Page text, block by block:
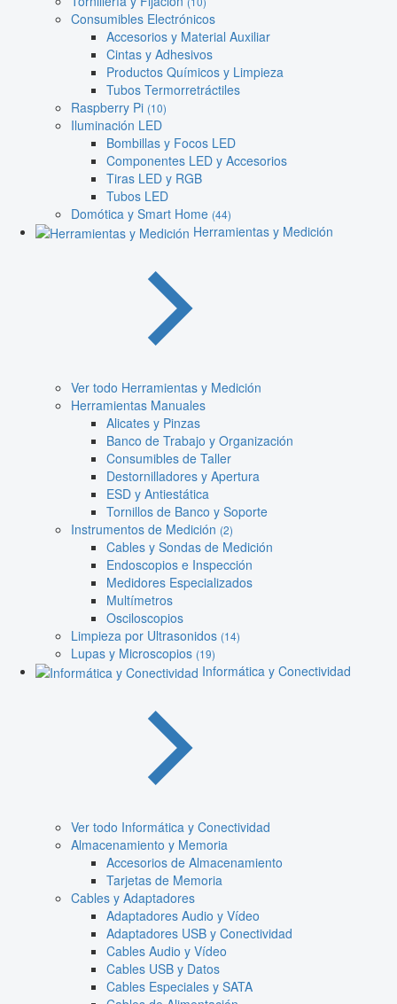
Consumibles Electrónicos
Accesorios y Material Auxiliar
Cintas y Adhesivos
Productos Químicos y Limpieza
Tubos Termorretráctiles
Raspberry Pi (10)
Iluminación LED
Bombillas y Focos LED
Componentes LED y Accesorios
Tiras LED y RGB
Tubos LED
Domótica y Smart Home (44)
Herramientas y Medición
Ver todo Herramientas y Medición
Herramientas Manuales
Alicates y Pinzas
Banco de Trabajo y Organización
Consumibles de Taller
Destornilladores y Apertura
ESD y Antiestática
Tornillos de Banco y Soporte
Instrumentos de Medición (2)
Cables y Sondas de Medición
Endoscopios e Inspección
Medidores Especializados
Multímetros
Osciloscopios
Limpieza por Ultrasonidos (14)
Lupas y Microscopios (19)
Informática y Conectividad
Ver todo Informática y Conectividad
Almacenamiento y Memoria
Accesorios de Almacenamiento
Tarjetas de Memoria
Cables y Adaptadores
Adaptadores Audio y Vídeo
Adaptadores USB y Conectividad
Cables Audio y Vídeo
Cables USB y Datos
Cables Especiales y SATA